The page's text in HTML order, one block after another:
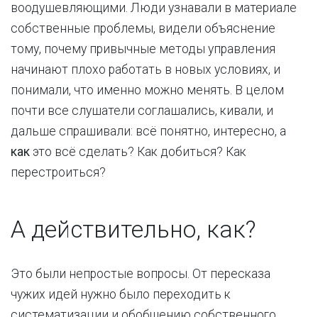
воодушевляющими. Люди узнавали в материале
собственные проблемы, видели объяснение
тому, почему привычные методы управления
начинают плохо работать в новых условиях, и
понимали, что именно можно менять. В целом
почти все слушатели соглашались, кивали, и
дальше спрашивали: всё понятно, интересно, а
как это всё сделать? Как добиться? Как
перестроиться?
А действительно, как?
Это были непростые вопросы. От пересказа
чужих идей нужно было переходить к